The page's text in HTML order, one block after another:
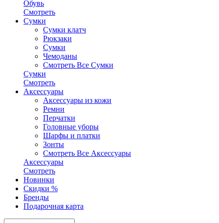
Обувь
Смотреть
Сумки
Сумки клатч
Рюкзаки
Сумки
Чемоданы
Смотреть Все Сумки
Сумки
Смотреть
Аксессуары
Аксессуары из кожи
Ремни
Перчатки
Головные уборы
Шарфы и платки
Зонты
Смотреть Все Аксессуары
Аксессуары
Смотреть
Новинки
Скидки %
Бренды
Подарочная карта